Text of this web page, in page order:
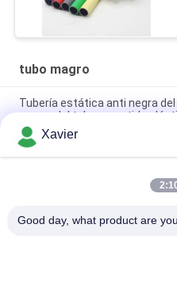
tubo magro
Tubería estática anti negra
marco del tubo revestido
Diámetro revestido plástico de
tubo del ESD para la
Tubería de acero revestida del
Xavier
Good day, what product are